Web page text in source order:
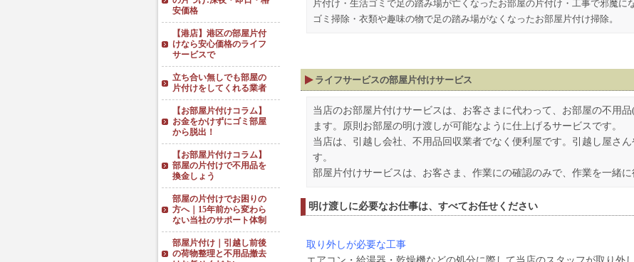
安価格
【港店】港区の部屋片付
けなら安心価格のライフ
サービスで
立ち合い無しでも部屋の
片付けをしてくれる業者
【お部屋片付けコラム】
お金をかけずにゴミ部屋
から脱出！
【お部屋片付けコラム】
部屋の片付けで不用品を
換金しょう
部屋の片付けでお困りの
方へ｜15年前から変わら
ない当社のサポート体制
部屋片付け｜引越し前後
の荷物整理と不用品撤去
片付け・生活ゴミで足の踏み場が亡くなったお部屋の片付け・工事で邪魔
ゴミ掃除・衣類や趣味の物で足の踏み場がなくなったお部屋片付け掃除。
ライフサービスの部屋片付けサービス
当店のお部屋片付けサービスは、お客さまに代わって、お部屋の不用
ます。原則お部屋の明け渡しが可能なように仕上げるサービスです。
当店は、引越し会社、不用品回収業者でなく便利屋です。引越し屋さ
す。
部屋片付けサービスは、お客さま、作業にの確認のみで、作業を一緒に
明け渡しに必要なお仕事は、すべてお任せください
取り外しが必要な工事